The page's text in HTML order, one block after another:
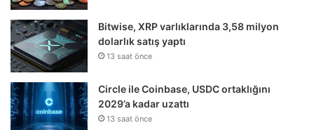
Bitwise, XRP varlıklarında 3,58 milyon
dolarlık satış yaptı
13 saat önce
Circle ile Coinbase, USDC ortaklığını
2029’a kadar uzattı
13 saat önce